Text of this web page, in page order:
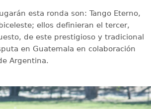
esta ronda son: Tango Eterno,
ellos definieran el tercer,
de este prestigioso y tradicional
en Guatemala en colaboración
Argentina.